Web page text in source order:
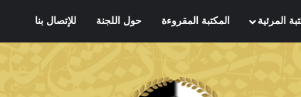
المرئية المكتبة المقروءة حول اللجنة للإتصال بنا